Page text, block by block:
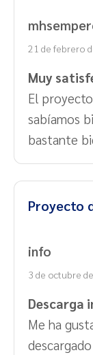
21 de febrero
Muy
El
sabíamos
bastante
Proyecto
info
3 de octubre
Descarga
Me ha